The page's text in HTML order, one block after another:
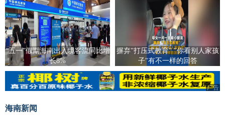
“五一”假期海南出入境客流同比增
长8%
摒弃"打压式教育" "你看别人家孩
子"有不一样的回答
广告
海南新闻